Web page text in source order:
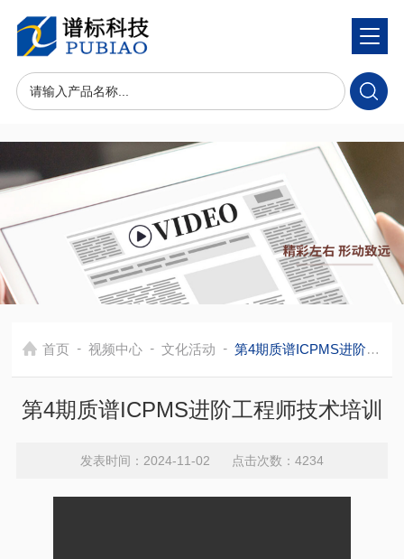
首页 - 视频中心 - 文化活动 - 第4期质谱ICPMS进阶工程师技术培训
第4期质谱ICPMS进阶工程师技术培训
发表时间：2024-11-02 点击次数：4234